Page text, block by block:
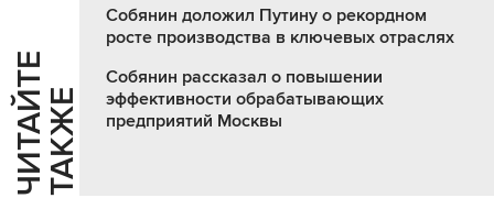
Ч
И
Т
АЙ
Т
Е
Т
А
К
ЖЕ
Собянин доложил Путину о рекордном
росте производства в ключевых отраслях
Собянин рассказал о повышении
эффективности обрабатывающих
предприятий Москвы